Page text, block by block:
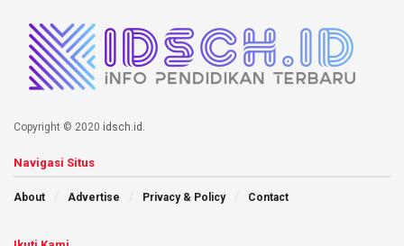
Copyright © 2020 idsch.id
Navigasi Situs
About Advertise Privacy & Policy Contact